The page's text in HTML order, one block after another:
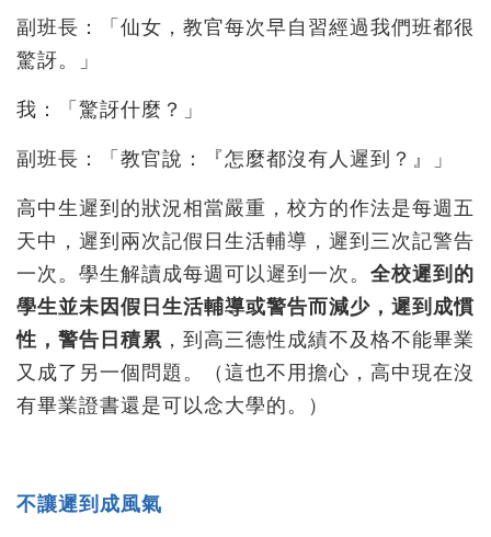
副班長：「仙女，教官每次早自習經過我們班都很
驚訝。」
我：「驚訝什麼？」
副班長：「教官說：『怎麼都沒有人遲到？』」
高中生遲到的狀況相當嚴重，校方的作法是每週五
天中，遲到兩次記假日生活輔導，遲到三次記警告
一次。學生解讀成每週可以遲到一次。 全校遲到的
學生並未因假日生活輔導或警告而減少，遲到成慣
性，警告日積累 ，到高三德性成績不及格不能畢業
又成了另一個問題。（這也不用擔心，高中現在沒
有畢業證書還是可以念大學的。）
不讓遲到成風氣